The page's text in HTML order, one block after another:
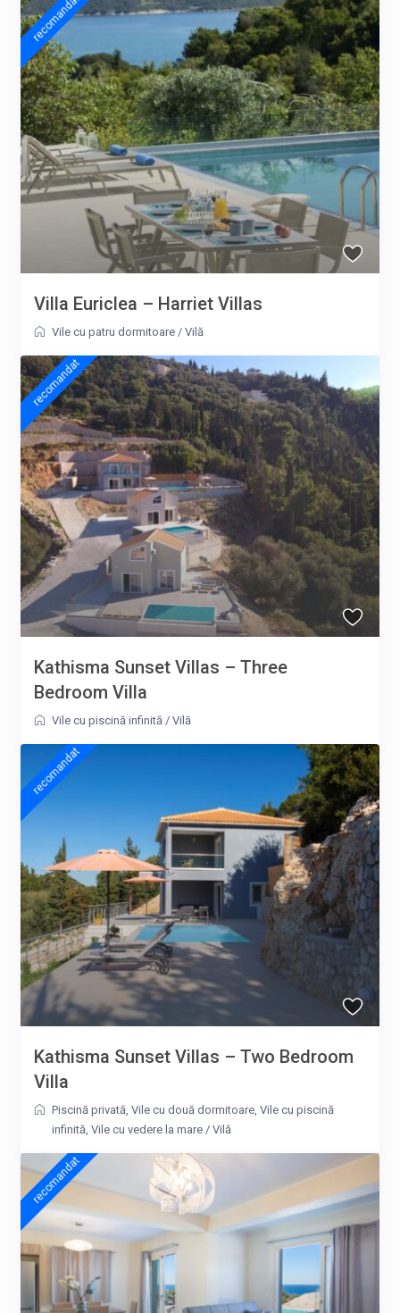
recomandat
Villa Euriclea – Harriet Villas
Vile cu patru dormitoare /Vilă
recomandat
Kathisma Sunset Villas – Three
Bedroom Villa
Vile cu piscină infinită /Vilă
recomandat
Kathisma Sunset Villas – Two Bedroom
Villa
Piscină privată ,Vile cu două dormitoare ,Vile cu piscină
infinită ,Vile cu vedere la mare /Vilă
recomandat